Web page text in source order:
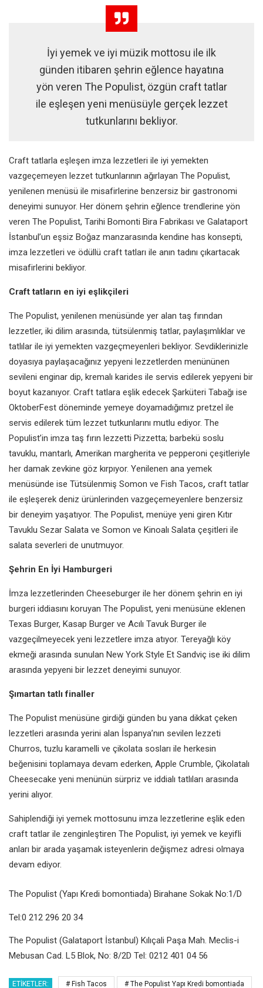
İyi yemek ve iyi müzik mottosu ile ilk
günden itibaren şehrin eğlence hayatına
yön veren The Populist, özgün craft tatlar
ile eşleşen yeni menüsüyle gerçek lezzet
tutkunlarını bekliyor.
Craft tatlarla eşleşen imza lezzetleri ile iyi yemekten
vazgeçemeyen lezzet tutkunlarının ağırlayan The Populist,
yenilenen menüsü ile misafirlerine benzersiz bir gastronomi
deneyimi sunuyor. Her dönem şehrin eğlence trendlerine yön
veren The Populist, Tarihi Bomonti Bira Fabrikası ve Galataport
İstanbul’un eşsiz Boğaz manzarasında kendine has konsepti,
imza lezzetleri ve ödüllü craft tatları ile anın tadını çıkartacak
misafirlerini bekliyor.
Craft tatların en iyi eşlikçileri
The Populist, yenilenen menüsünde yer alan taş fırından
lezzetler, iki dilim arasında, tütsülenmiş tatlar, paylaşımlıklar ve
tatlılar ile iyi yemekten vazgeçmeyenleri bekliyor. Sevdiklerinizle
doyasıya paylaşacağınız yepyeni lezzetlerden menününen
sevileni enginar dip, kremalı karides ile servis edilerek yepyeni bir
boyut kazanıyor. Craft tatlara eşlik edecek Şarküteri Tabağı ise
OktoberFest döneminde yemeye doyamadığımız pretzel ile
servis edilerek tüm lezzet tutkunlarını mutlu ediyor. The
Populist’in imza taş fırın lezzetti Pizzetta; barbekü soslu
tavuklu, mantarlı, Amerikan margherita ve pepperoni çeşitleriyle
her damak zevkine göz kırpıyor. Yenilenen ana yemek
menüsünde ise Tütsülenmiş Somon ve Fish Tacos, craft tatlar
ile eşleşerek deniz ürünlerinden vazgeçemeyenlere benzersiz
bir deneyim yaşatıyor. The Populist, menüye yeni giren Kıtır
Tavuklu Sezar Salata ve Somon ve Kinoalı Salata çeşitleri ile
salata severleri de unutmuyor.
Şehrin En İyi Hamburgeri
İmza lezzetlerinden Cheeseburger ile her dönem şehrin en iyi
burgeri iddiasını koruyan The Populist, yeni menüsüne eklenen
Texas Burger, Kasap Burger ve Acılı Tavuk Burger ile
vazgeçilmeyecek yeni lezzetlere imza atıyor. Tereyağlı köy
ekmeği arasında sunulan New York Style Et Sandviç ise iki dilim
arasında yepyeni bir lezzet deneyimi sunuyor.
Şımartan tatlı finaller
The Populist menüsüne girdiği günden bu yana dikkat çeken
lezzetleri arasında yerini alan İspanya’nın sevilen lezzeti
Churros, tuzlu karamelli ve çikolata sosları ile herkesin
beğenisini toplamaya devam ederken, Apple Crumble, Çikolatalı
Cheesecake yeni menünün sürpriz ve iddialı tatlıları arasında
yerini alıyor.
Sahiplendiği iyi yemek mottosunu imza lezzetlerine eşlik eden
craft tatlar ile zenginleştiren The Populist, iyi yemek ve keyifli
anları bir arada yaşamak isteyenlerin değişmez adresi olmaya
devam ediyor.
The Populist (Yapı Kredi bomontiada) Birahane Sokak No:1/D
Tel:0 212 296 20 34
The Populist (Galataport İstanbul) Kılıçali Paşa Mah. Meclis-i
Mebusan Cad. L5 Blok, No: 8/2D Tel: 0212 401 04 56
ETIKETLER: # Fish Tacos # The Populist Yapı Kredi bomontiada